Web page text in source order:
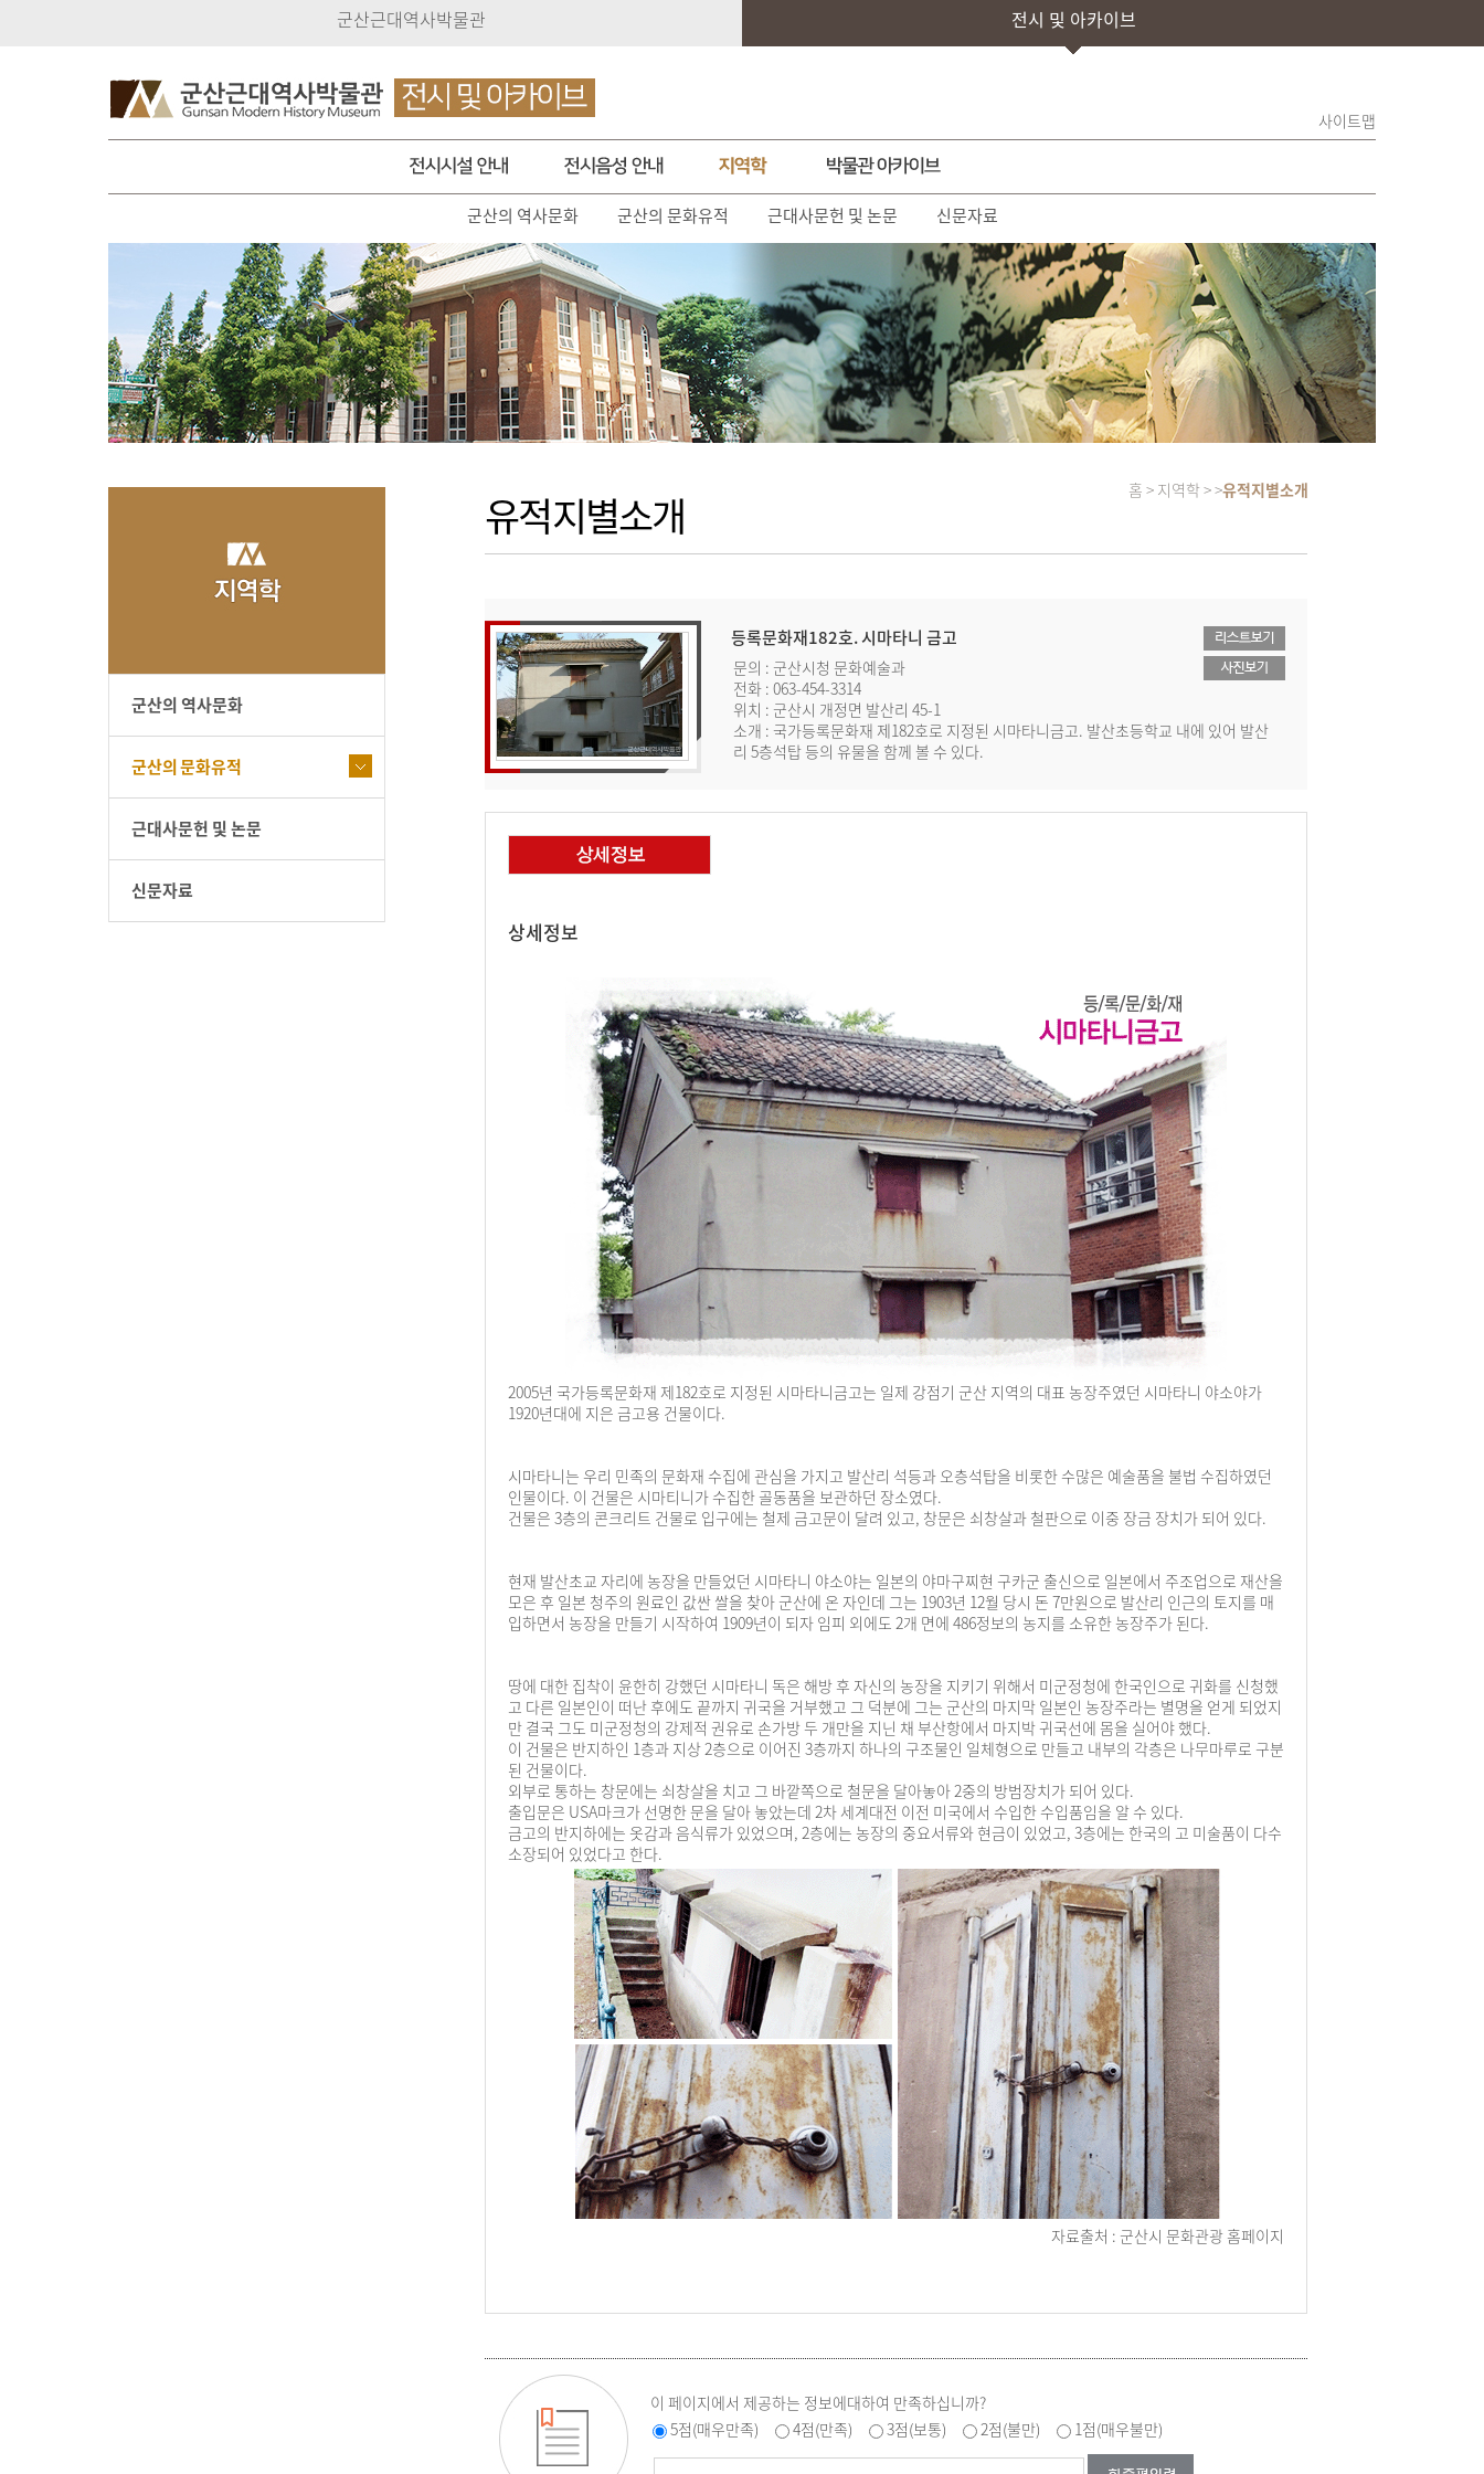
군산근대역사박물관 전시 및 아카이브
사이트맵
군산의 역사문화 군산의 문화유적 근대사문헌 및 논문 신문자료
군산의 역사문화
군산의 문화유적
근대사문헌 및 논문
신문자료
홈 > 지역학 > >유적지별소개
유적지별소개
등록문화재182호. 시마타니 금고
문의 : 군산시청 문화예술과
전화 : 063-454-3314
위치 : 군산시 개정면 발산리 45-1
소개 : 국가등록문화재 제182호로 지정된 시마타니금고. 발산초등학교 내에 있어 발산
리 5층석탑 등의 유물을 함께 볼 수 있다.
상세정보
2005년 국가등록문화재 제182호로 지정된 시마타니금고는 일제 강점기 군산 지역의 대표 농장주였던 시마타니 야소야가
1920년대에 지은 금고용 건물이다.
시마타니는 우리 민족의 문화재 수집에 관심을 가지고 발산리 석등과 오층석탑을 비롯한 수많은 예술품을 불법 수집하였던
인물이다. 이 건물은 시마티니가 수집한 골동품을 보관하던 장소였다.
건물은 3층의 콘크리트 건물로 입구에는 철제 금고문이 달려 있고, 창문은 쇠창살과 철판으로 이중 장금 장치가 되어 있다.
현재 발산초교 자리에 농장을 만들었던 시마타니 야소야는 일본의 야마구찌현 구카군 출신으로 일본에서 주조업으로 재산을
모은 후 일본 청주의 원료인 값싼 쌀을 찾아 군산에 온 자인데 그는 1903년 12월 당시 돈 7만원으로 발산리 인근의 토지를 매
입하면서 농장을 만들기 시작하여 1909년이 되자 임피 외에도 2개 면에 486정보의 농지를 소유한 농장주가 된다.
땅에 대한 집착이 윤한히 강했던 시마타니 독은 해방 후 자신의 농장을 지키기 위해서 미군정청에 한국인으로 귀화를 신청했
고 다른 일본인이 떠난 후에도 끝까지 귀국을 거부했고 그 덕분에 그는 군산의 마지막 일본인 농장주라는 별명을 얻게 되었지
만 결국 그도 미군정청의 강제적 권유로 손가방 두 개만을 지닌 채 부산항에서 마지박 귀국선에 몸을 실어야 했다.
이 건물은 반지하인 1층과 지상 2층으로 이어진 3층까지 하나의 구조물인 일체형으로 만들고 내부의 각층은 나무마루로 구분
된 건물이다.
외부로 통하는 창문에는 쇠창살을 치고 그 바깥쪽으로 철문을 달아놓아 2중의 방범장치가 되어 있다.
출입문은 USA마크가 선명한 문을 달아 놓았는데 2차 세계대전 이전 미국에서 수입한 수입품임을 알 수 있다.
금고의 반지하에는 옷감과 음식류가 있었으며, 2층에는 농장의 중요서류와 현금이 있었고, 3층에는 한국의 고 미술품이 다수
소장되어 있었다고 한다.
자료출처 : 군산시 문화관광 홈페이지
이 페이지에서 제공하는 정보에대하여 만족하십니까?
5점(매우만족)
4점(만족) 3점(보통) 2점(불만) 1점(매우불만)